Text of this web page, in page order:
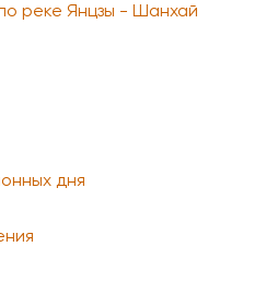
реке Янцзы - Шанхай
дня